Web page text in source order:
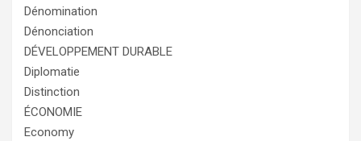
Dénomination
Dénonciation
DÉVELOPPEMENT DURABLE
Diplomatie
Distinction
ÉCONOMIE
Economy